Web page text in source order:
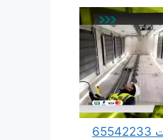
صيانة مصاعد في الكويت 65542233